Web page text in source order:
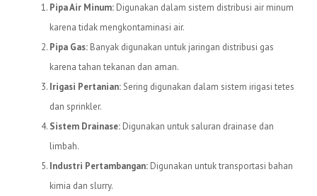
Pipa Air Minum: Digunakan dalam sistem distribusi air minum
karena tidak mengkontaminasi air.
Pipa Gas: Banyak digunakan untuk jaringan distribusi gas
karena tahan tekanan dan aman.
Irigasi Pertanian:Sering digunakan dalam sistem irigasi tetes
dan sprinkler.
Sistem Drainase: Digunakan untuk saluran drainase dan
limbah.
Industri Pertambangan: Digunakan untuk transportasi bahan
kimia dan slurry.